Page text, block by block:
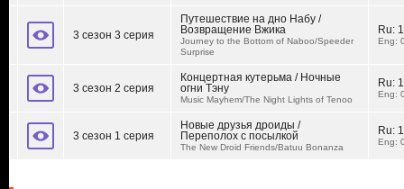
3 сезон 3 серия
Путешествие на дно Набу /
Возвращение Вжика
Journey to the Bottom of Naboo/Speeder
Surprise
Ru:
Eng:
3 сезон 2 серия
Концертная кутерьма / Ночные
огни Тэну
Music Mayhem/The Night Lights of Tenoo
Ru:
Eng:
3 сезон 1 серия
Новые друзья дроиды /
Переполох с посылкой
The New Droid Friends/Batuu Bonanza
Ru:
Eng: